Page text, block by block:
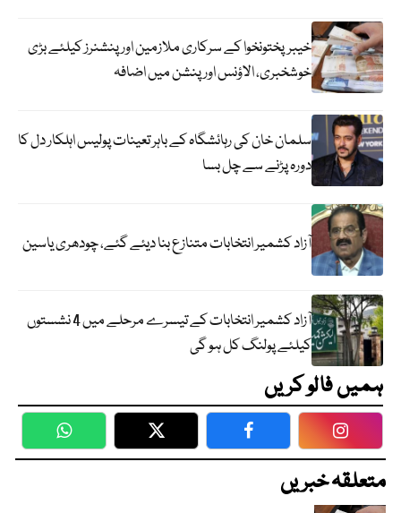
خیبرپختونخوا کے سرکاری ملازمین اور پنشنرز کیلئے بڑی
خوشخبری، الاؤنس اور پنشن میں اضافہ
سلمان خان کی رہائشگاہ کے باہر تعینات پولیس اہلکار دل کا
دورہ پڑنے سے چل بسا
آزاد کشمیر انتخابات متنازع بنا دیئے گئے، چودھری یاسین
آزاد کشمیر انتخابات کے تیسرے مرحلے میں 4 نشستوں
کیلئے پولنگ کل ہو گی
ہمیں فالو کریں
WhatsApp Twitter Facebook
متعلقہ خبریں